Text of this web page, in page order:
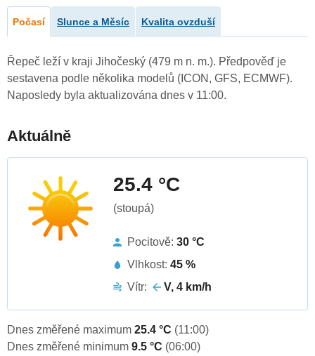
Počasí Slunce a Měsíc Kvalita ovzduší
Řepeč leží v kraji Jihočeský (479 m n. m.). Předpověď je
sestavena podle několika modelů (ICON, GFS, ECMWF).
Naposledy byla aktualizována dnes v 11:00.
Aktuálně
25.4 °C
(stoupá)
Pocitově: 30 °C
Vlhkost: 45 %
Vítr:
V, 4 km/h
Dnes změřené maximum 25.4 °C (11:00)
Dnes změřené minimum 9.5 °C (06:00)